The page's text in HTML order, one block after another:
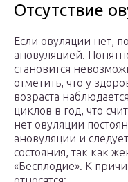
Отсутствие
Если овуляции нет,
ановуляцией.
становится
отметить, что у
возраста
циклов в год, что
нет овуляции
ановуляции и
состояния, так как
«Бесплодие». К